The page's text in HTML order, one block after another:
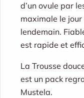
d’un ovule par
maximale le
lendemain.
est rapide et
La Trousse
est un pack
Mustela.